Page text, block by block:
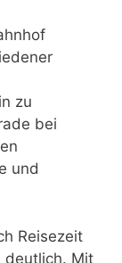
zu
bei
und
Reisezeit
deutlich. Mit